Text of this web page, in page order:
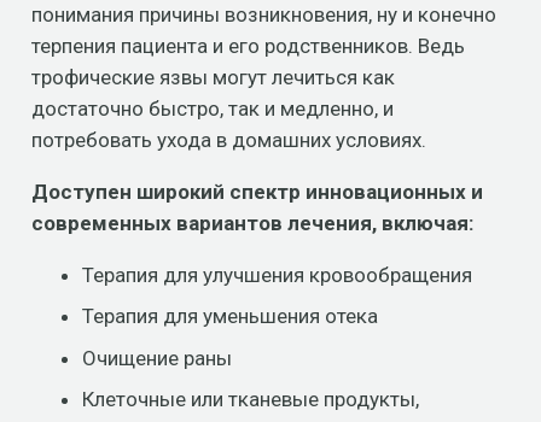
понимания причины возникновения, ну и конечно
терпения пациента и его родственников. Ведь
трофические язвы могут лечиться как
достаточно быстро, так и медленно, и
потребовать ухода в домашних условиях.
Доступен широкий спектр инновационных и
современных вариантов лечения, включая:
Терапия для улучшения кровообращения
Терапия для уменьшения отека
Очищение раны
Клеточные или тканевые продукты,